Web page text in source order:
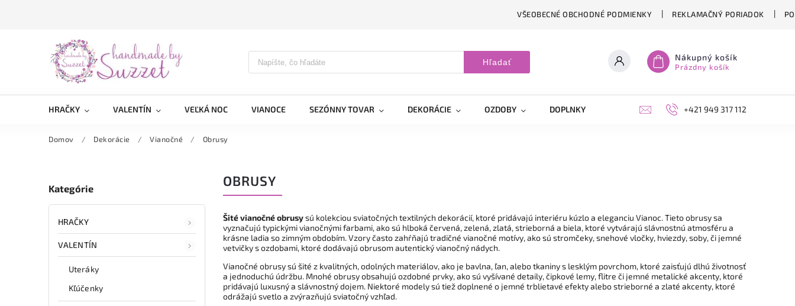
VŠEOBECNÉ OBCHODNÉ PODMIENKY REKLAMAČNÝ PORIADOK
Hľadať Nákupný košík
Prázdny košík
HRAČKY VALENTÍN VEĽKÁ NOC VIANOCE SEZÓNNY TOVAR DEKORÁCIE OZDOBY DOPLNKY ŽIVICA DARČEKOVÉ POUKÁŽKY
+421 949 317 112
Domov / Dekorácie / Vianočné / Obrusy
Kategórie
HRAČKY
VALENTÍN
Uteráky
Kľúčenky
OBRUSY
Šité vianočné obrusysú kolekciou sviatočných textilných dekorácií, ktoré pridávajú interiéru kúzlo a eleganciu Vianoc. Tieto obrusy sa
vyznačujú typickými vianočnými farbami, ako sú hlboká červená, zelená, zlatá, strieborná a biela, ktoré vytvárajú slávnostnú atmosféru a
krásne ladia so zimným obdobím. Vzory často zahŕňajú tradičné vianočné motívy, ako sú stromčeky, snehové vločky, hviezdy, soby, či jemné
vetvičky s ozdobami, ktoré dodávajú obrusom autentický vianočný nádych.
Vianočné obrusy sú šité z kvalitných, odolných materiálov, ako je bavlna, ľan, alebo tkaniny s lesklým povrchom, ktoré zaisťujú dlhú životnosť
a jednoduchú údržbu. Mnohé obrusy obsahujú ozdobné prvky, ako sú vyšívané detaily, čipkové lemy, flitre či jemné metalické akcenty, ktoré
pridávajú luxusný a slávnostný dojem. Niektoré modely sú tiež doplnené o jemné trblietavé efekty alebo strieborné a zlaté akcenty, ktoré
odrážajú svetlo a zvýrazňujú sviatočný vzhľad.